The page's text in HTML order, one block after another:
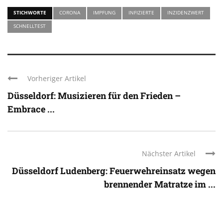
STICHWORTE CORONA IMPFUNG INFIZIERTE
INZIDENZWERT
SCHNELLTEST
Vorheriger Artikel
Düsseldorf: Musizieren für den Frieden –
Embrace ...
Nächster Artikel
Düsseldorf Ludenberg: Feuerwehreinsatz wegen
brennender Matratze im ...